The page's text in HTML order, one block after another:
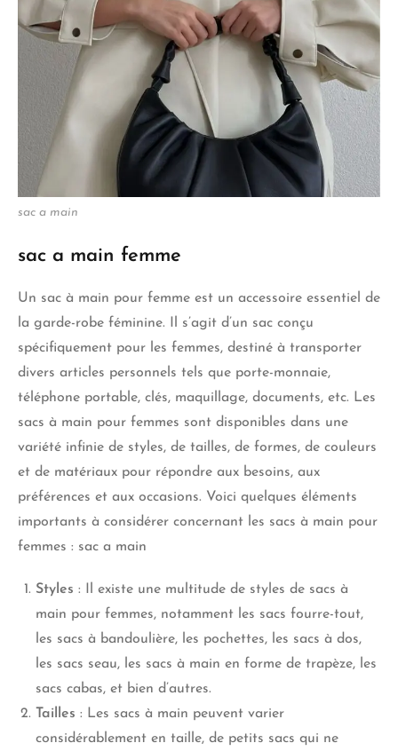
sac a main
sac a main femme
Un sac à main pour femme est un accessoire essentiel de
la garde-robe féminine. Il s’agit d’un sac conçu
spécifiquement pour les femmes, destiné à transporter
divers articles personnels tels que porte-monnaie,
téléphone portable, clés, maquillage, documents, etc. Les
sacs à main pour femmes sont disponibles dans une
variété infinie de styles, de tailles, de formes, de couleurs
et de matériaux pour répondre aux besoins, aux
préférences et aux occasions. Voici quelques éléments
importants à considérer concernant les sacs à main pour
femmes : sac a main
Styles : Il existe une multitude de styles de sacs à
main pour femmes, notamment les sacs fourre-tout,
les sacs à bandoulière, les pochettes, les sacs à dos,
les sacs seau, les sacs à main en forme de trapèze, les
sacs cabas, et bien d’autres.
Tailles : Les sacs à main peuvent varier
considérablement en taille, de petits sacs qui ne